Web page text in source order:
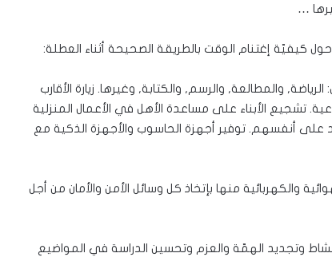
…
كيفيّة إغتنام الوقت بالطريقة الصحيحة أثناء العطلة:
والمطالعة, والرسم, والكتابة, وغيرها. زيارة الأقارب
تشجيع الأبناء على مساعدة الأهل في الأعمال المنزلية
على أنفسهم. توفير أجهزة الحاسوب والأجهزة الذكية مع
والكهربائية منها بإتخاذ كل وسائل الأمن والأمان من أجل
وتجديد الهمّة والعزم وتحسين الدراسة في المواضيع